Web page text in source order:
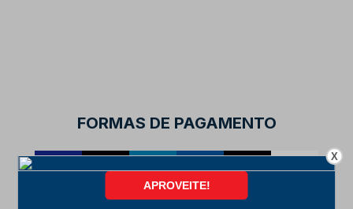
FORMAS DE PAGAMENTO
X